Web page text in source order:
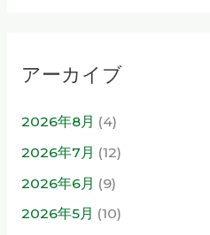
アーカイブ
2026年8月 (4)
2026年7月 (12)
2026年6月 (9)
2026年5月 (10)